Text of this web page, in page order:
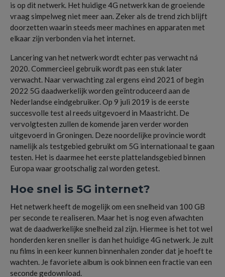
is op dit netwerk. Het huidige 4G netwerk kan de groeiende
vraag simpelweg niet meer aan. Zeker als de trend zich blijft
doorzetten waarin steeds meer machines en apparaten met
elkaar zijn verbonden via het internet.
Lancering van het netwerk wordt echter pas verwacht ná
2020. Commercieel gebruik wordt pas een stuk later
verwacht. Naar verwachting zal ergens eind 2021 of begin
2022 5G daadwerkelijk worden geïntroduceerd aan de
Nederlandse eindgebruiker. Op 9 juli 2019 is de eerste
succesvolle test al reeds uitgevoerd in Maastricht. De
vervolgtesten zullen de komende jaren verder worden
uitgevoerd in Groningen. Deze noordelijke provincie wordt
namelijk als testgebied gebruikt om 5G internationaal te gaan
testen. Het is daarmee het eerste plattelandsgebied binnen
Europa waar grootschalig zal worden getest.
Hoe snel is 5G internet?
Het netwerk heeft de mogelijk om een snelheid van 100 GB
per seconde te realiseren. Maar het is nog even afwachten
wat de daadwerkelijke snelheid zal zijn. Hiermee is het tot wel
honderden keren sneller is dan het huidige 4G netwerk. Je zult
nu films in een keer kunnen binnenhalen zonder dat je hoeft te
wachten. Je favoriete album is ook binnen een fractie van een
seconde gedownload.